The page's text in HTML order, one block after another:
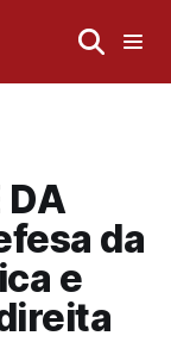
DA
da
e